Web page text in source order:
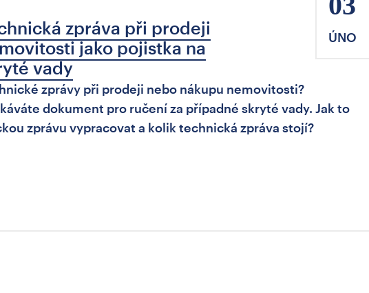
ÚNO
zpráva při prodeji
jako pojistka na
vady
zprávy při prodeji nebo nákupu nemovitosti?
dokument pro ručení za případné skryté vady. Jak to
zprávu vypracovat a kolik technická zpráva stojí?